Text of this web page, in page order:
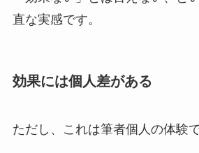
直な実感です。
効果には個人差がある
ただし、これは筆者個人の体験で